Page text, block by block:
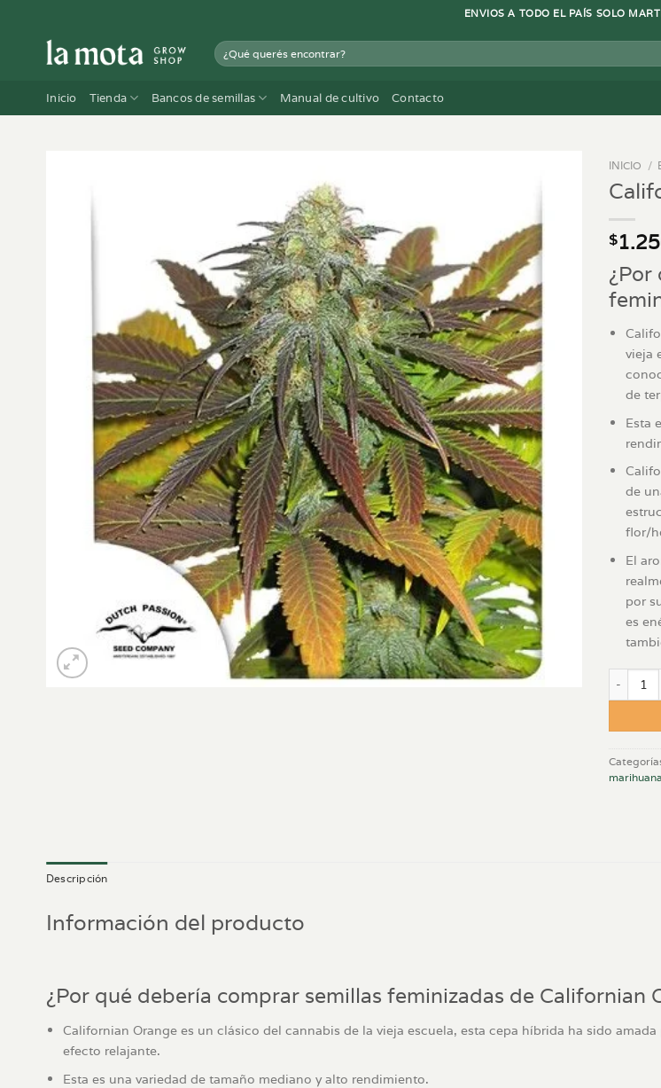
contenido
ENVIOS A TODO EL PAÍS SOLO
Buscar
por:
Inicio Tienda Bancos de semillas Manual de cultivo Contacto
INICIO /
$
¿Por
vieja
de
Esta
de
flor/
El
por
es
marihuana
Descripción
Información del producto
¿Por qué debería comprar semillas feminizadas de Californian
Californian Orange es un clásico del cannabis de la vieja escuela, esta cepa híbrida ha sido
efecto relajante.
Esta es una variedad de tamaño mediano y alto rendimiento.